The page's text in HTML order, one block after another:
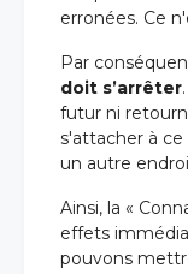
erronées. Ce
Par
doit s’arrêter
futur ni
s'attacher à ce
un autre
Ainsi, la «
effets
pouvons